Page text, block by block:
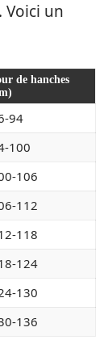
Voici un
de hanches
94
100
106
112
118
124
130
136